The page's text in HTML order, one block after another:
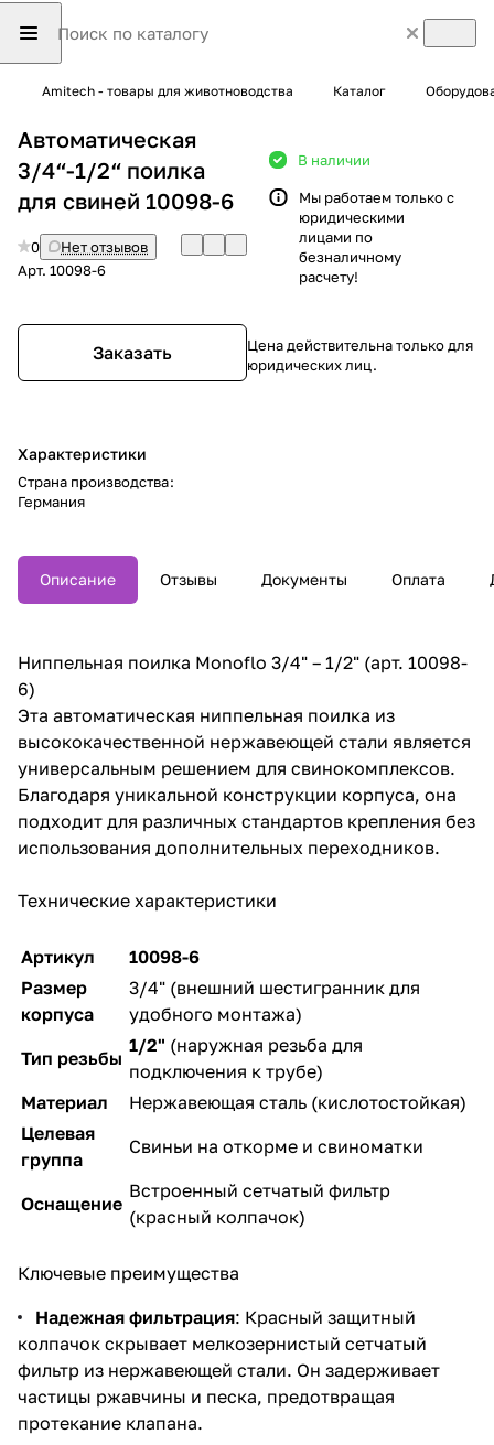
Amitech - товары для животноводства Каталог
Автоматическая
3/4“-1/2“ поилка
для свиней 10098-6
0
Нет отзывов
Арт. 10098-6
Заказать
Характеристики
Страна производства:
Германия
В наличии
Мы работаем только с
юридическими
лицами по
безналичному
расчету!
Цена действительна только для
юридических лиц.
Описание Отзывы Документы Оплата
Ниппельная поилка Monoflo 3/4" – 1/2" (арт. 10098-
6)
Эта автоматическая ниппельная поилка из
высококачественной нержавеющей стали является
универсальным решением для свинокомплексов.
Благодаря уникальной конструкции корпуса, она
подходит для различных стандартов крепления без
использования дополнительных переходников.
Технические характеристики
Артикул
10098-6
Размер
корпуса
3/4" (внешний шестигранник для
удобного монтажа)
Тип резьбы
1/2" (наружная резьба для
подключения к трубе)
Материал
Нержавеющая сталь (кислотостойкая)
Целевая
группа
Свиньи на откорме и свиноматки
Оснащение
Встроенный сетчатый фильтр
(красный колпачок)
Ключевые преимущества
Надежная фильтрация: Красный защитный
колпачок скрывает мелкозернистый сетчатый
фильтр из нержавеющей стали. Он задерживает
частицы ржавчины и песка, предотвращая
протекание клапана.